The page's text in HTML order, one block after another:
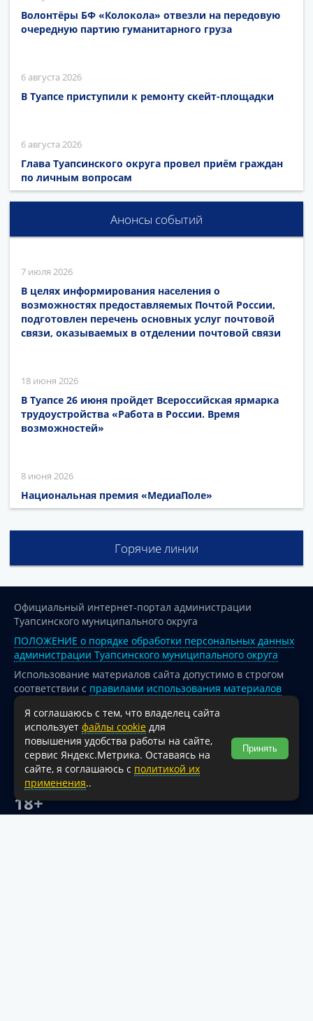
Волонтёры БФ «Колокола» отвезли на передовую
очередную партию гуманитарного груза
6 августа 2026
В Туапсе приступили к ремонту скейт-площадки
6 августа 2026
Глава Туапсинского округа провел приём граждан
по личным вопросам
Анонсы событий
7 июля 2026
В целях информирования населения о
возможностях предоставляемых Почтой России,
подготовлен перечень основных услуг почтовой
связи, оказываемых в отделении почтовой связи
18 июня 2026
В Туапсе 26 июня пройдет Всероссийская ярмарка
трудоустройства «Работа в России. Время
возможностей»
8 июня 2026
Национальная премия «МедиаПоле»
Горячие линии
Официальный интернет-портал администрации
Туапсинского муниципального округа
ПОЛОЖЕНИЕ о порядке обработки персональных данных
администрации Туапсинского муниципального округа
Использование материалов сайта допустимо в строгом
соответствии с правилами использования материалов
опубликованных на сайте
При перепечатке и использовании информации ссылка
на источник обязательна.
Для сайтов и страниц сети Интернет обязательна
активная гиперссылка на официальный интернет-портал
администрации Туапсинского муниципального округа.
18+
Я соглашаюсь с тем, что владелец сайта
использует файлы cookie для
повышения удобства работы на сайте,
сервис Яндекс.Метрика. Оставаясь на
сайте, я соглашаюсь с политикой их
применения..
Принять